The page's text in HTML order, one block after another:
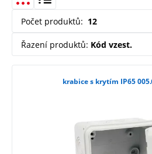
Počet produktů: 12
Řazení produktů: Kód vzest.
krabice s krytím IP65